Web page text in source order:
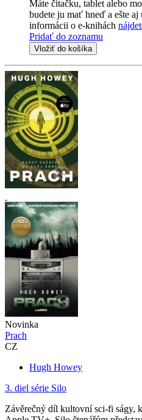
Máte čítačku, tablet alebo
budete ju mať hneď a ešte
informácii o e-knihách
Pridať do zoznamu
Vložiť do košíka
Novinka
Prach
CZ
Hugh Howey
3. diel série Silo
Závěrečný díl kultovní sci-fi ságy,